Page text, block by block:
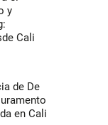
y
Cali
de De
en Cali